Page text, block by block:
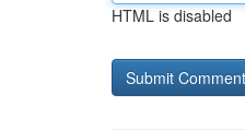
HTML is disabled